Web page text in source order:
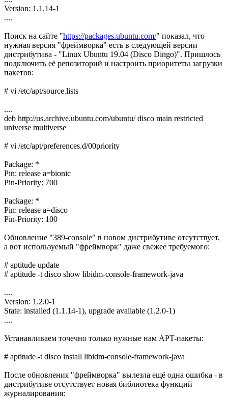
Version: 1.1.14-1
....
Поиск на сайте "https://packages.ubuntu.com/" показал, что
нужная версия "фреймворка" есть в следующей версии
дистрибутива - "Linux Ubuntu 19.04 (Disco Dingo)". Пришлось
подключить её репозиторий и настроить приоритеты загрузки
пакетов:
# vi /etc/apt/source.lists
....
deb http://us.archive.ubuntu.com/ubuntu/ disco main restricted
universe multiverse
# vi /etc/apt/preferences.d/00priority
Package: *
Pin: release a=bionic
Pin-Priority: 700
Package: *
Pin: release a=disco
Pin-Priority: 100
Обновление "389-console" в новом дистрибутиве отсутствует,
а вот используемый "фреймворк" даже свежее требуемого:
# aptitude update
# aptitude -t disco show libidm-console-framework-java
....
Version: 1.2.0-1
State: installed (1.1.14-1), upgrade available (1.2.0-1)
....
Устанавливаем точечно только нужные нам APT-пакеты:
# aptitude -t disco install libidm-console-framework-java
После обновления "фреймворка" вылезла ещё одна ошибка - в
дистрибутиве отсутствует новая библиотека функций
журналирования: